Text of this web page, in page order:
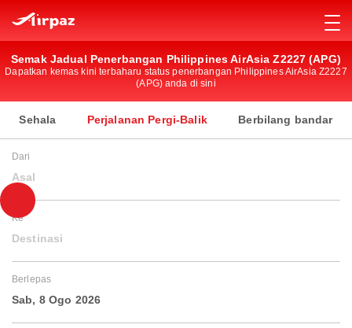
Semak Jadual Penerbangan Philippines AirAsia Z2227 (APG)
Dapatkan kemas kini terbaharu status penerbangan Philippines AirAsia Z2227
(APG) anda di sini
Sehala Perjalanan Pergi-Balik Berbilang bandar
Dari
Asal
Ke
Destinasi
Berlepas
Sab, 8 Ogo 2026